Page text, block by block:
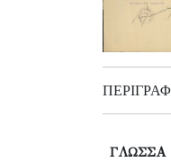
ΓΛΩΣΣΑ